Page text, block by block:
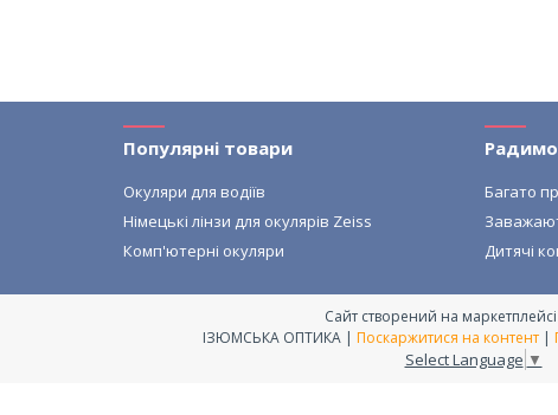
Популярні товари
Окуляри для водіїв
Німецькі лінзи для окулярів Zeiss
Комп'ютерні окуляри
Радимо
Багато
Дитячі
Сайт створений на маркетплейсі
ІЗЮМСЬКА ОПТИКА | Поскаржитися на контент |
Select Language ▼